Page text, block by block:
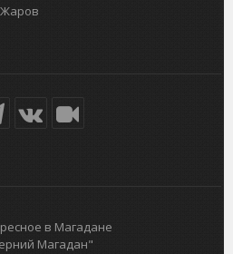
в Магадане
Магадан"